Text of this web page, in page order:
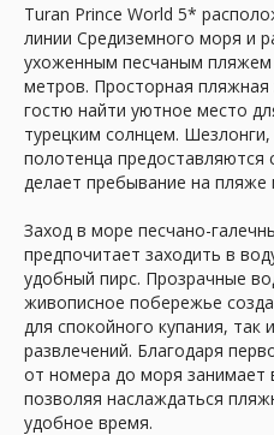
Turan Prince World 5*
линии Средиземного моря и
ухоженным песчаным
метров. Просторная
гостю найти уютное место
турецким солнцем.
полотенца
делает пребывание на
Заход в море песчано-
предпочитает заходить в
удобный пирс. Прозрачные
живописное побережье
для спокойного купания, так
развлечений. Благодаря
от номера до моря занимает
позволяя наслаждаться
удобное время.